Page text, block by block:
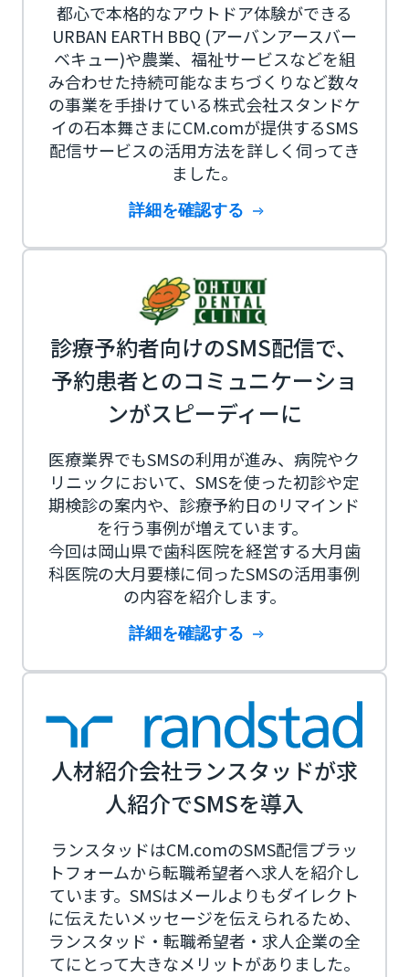
都心で本格的なアウトドア体験ができる
URBAN EARTH BBQ (アーバンアースバー
ベキュー)や農業、福祉サービスなどを組
み合わせた持続可能なまちづくりなど数々
の事業を手掛けている株式会社スタンドケ
イの石本舞さまにCM.comが提供するSMS
配信サービスの活用方法を詳しく伺ってき
ました。
詳細を確認する
診療予約者向けのSMS配信で、
予約患者とのコミュニケーショ
ンがスピーディーに
医療業界でもSMSの利用が進み、病院やク
リニックにおいて、SMSを使った初診や定
期検診の案内や、診療予約日のリマインド
を行う事例が増えています。
今回は岡山県で歯科医院を経営する大月歯
科医院の大月要様に伺ったSMSの活用事例
の内容を紹介します。
詳細を確認する
人材紹介会社ランスタッドが求
人紹介でSMSを導入
ランスタッドはCM.comのSMS配信プラッ
トフォームから転職希望者へ求人を紹介し
ています。SMSはメールよりもダイレクト
に伝えたいメッセージを伝えられるため、
ランスタッド・転職希望者・求人企業の全
てにとって大きなメリットがありました。